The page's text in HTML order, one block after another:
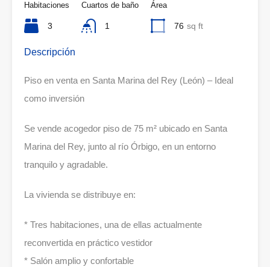
Habitaciones
3
Cuartos de baño
1
Área
76 sq ft
Descripción
Piso en venta en Santa Marina del Rey (León) – Ideal
como inversión
Se vende acogedor piso de 75 m² ubicado en Santa
Marina del Rey, junto al río Órbigo, en un entorno
tranquilo y agradable.
La vivienda se distribuye en:
* Tres habitaciones, una de ellas actualmente
reconvertida en práctico vestidor
* Salón amplio y confortable